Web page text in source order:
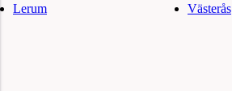
Lerum
Västerås